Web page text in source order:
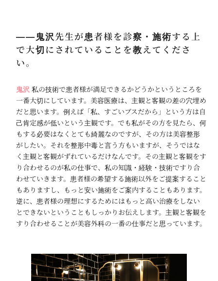
――鬼沢先生が患者様を診察・施術する上
で大切にされていることを教えてくださ
い。
鬼沢私の技術で患者様が満足できるかどうかというところを
一番大切にしています。美容医療は、主観と客観の差の穴埋め
だと思います。例えば「私、すごいブスだから」という方は自
己肯定感が低いという主観です。でも私がその方を見たら、何
もする必要はなくとても綺麗なのですが、その方は美容整形
がしたい。それを整形中毒と言う方もいますが、そうではな
く主観と客観がずれているだけなんです。その主観と客観をす
り合わせるのが私の仕事で、私の知識・経験・技術ですり合
わせていきます。患者様の希望する施術以外をご提案すること
もありますし、もっと安い施術をご案内することもあります。
逆に、患者様の理想にするためにはもっと高い治療をしない
とできないということもしっかりお伝えします。主観と客観を
すり合わせることが美容外科の一番の仕事だと思っています。